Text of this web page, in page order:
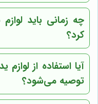
چه زمانی باید
کرد؟
آیا استفاده از
توصیه می‌شود؟